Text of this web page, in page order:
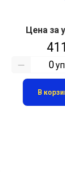
Цена за
уп
В